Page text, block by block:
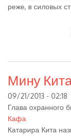
реже, в силовых
Мину
09/21/2013 - 02:18
Глава охранного
Кафа
Катарира Кита